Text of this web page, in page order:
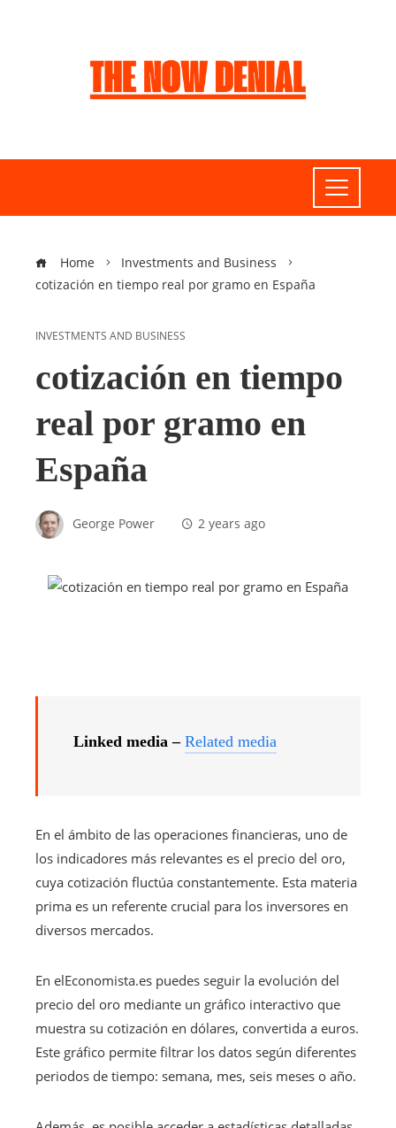
Home
Investments and Business
cotización en tiempo real por gramo en España
INVESTMENTS AND BUSINESS
cotización en tiempo
real por gramo en
España
George Power 2 years ago
Linked media – Related media
En el ámbito de las operaciones financieras, uno de
los indicadores más relevantes es el precio del oro,
cuya cotización fluctúa constantemente. Esta materia
prima es un referente crucial para los inversores en
diversos mercados.
En elEconomista.es puedes seguir la evolución del
precio del oro mediante un gráfico interactivo que
muestra su cotización en dólares, convertida a euros.
Este gráfico permite filtrar los datos según diferentes
periodos de tiempo: semana, mes, seis meses o año.